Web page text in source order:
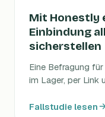
Mit Honestly
Einbindung
sicherstellen
Eine Befragung
im Lager, per Link
Fallstudie lesen